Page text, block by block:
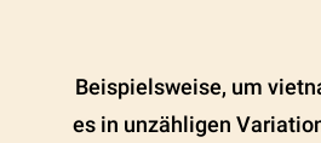
Beispielsweise, um
es in unzähligen